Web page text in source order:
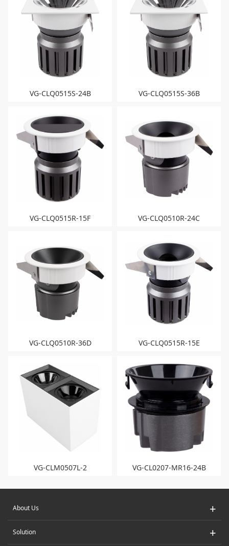
VG-CLQ0515S-24B VG-CLQ0515S-36B
VG-CLQ0515R-15F VG-CLQ0510R-24C
VG-CLQ0510R-36D VG-CLQ0515R-15E
VG-CLM0507L-2 VG-CL0207-MR16-24B
About Us +
Solution +